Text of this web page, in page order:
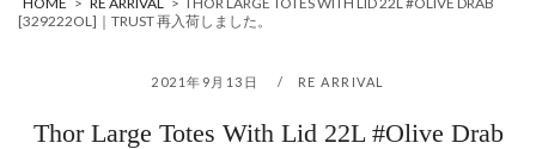
[329222OL]｜TRUST 再入荷しました。
2021年9月13日 RE ARRIVAL
Thor Large Totes With Lid 22L #Olive Drab